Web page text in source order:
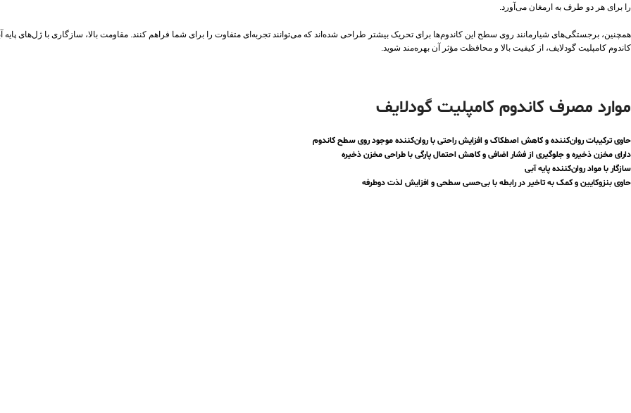
را برای هر دو طرف به ارمغان می‌آورد.
همچنین، برجستگی‌های شیارمانند روی سطح این کاندوم‌ها برای تحریک بیشتر طراحی شده‌اند که می‌توانند تجربه‌ای متفاوت را برای شما فراهم کنند. مقاومت بالا، سازگاری با ژل‌های
کاندوم کامپلیت گودلایف، از کیفیت بالا و محافظت مؤثر آن بهره‌مند شوید.
موارد مصرف کاندوم کامپلیت گودلایف
حاوی ترکیبات روان‌کننده و کاهش اصطکاک و افزایش راحتی با روان‌کننده موجود روی سطح کاندوم
دارای مخزن ذخیره و جلوگیری از فشار اضافی و کاهش احتمال پارگی با طراحی مخزن ذخیره
سازگار با مواد روان‌کننده پایه آبی
حاوی بنزوکایین و کمک به تاخیر در رابطه با بی‌حسی سطحی و افزایش لذت دوطرفه